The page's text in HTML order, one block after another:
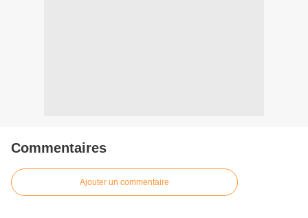
Commentaires
Ajouter un commentaire